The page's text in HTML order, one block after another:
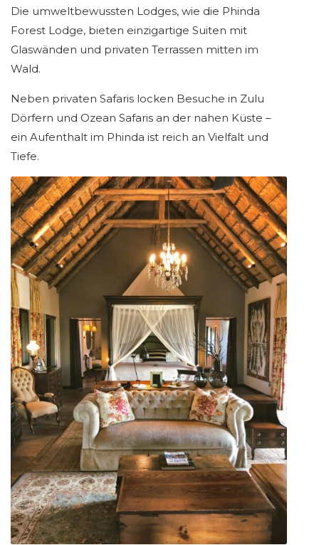
Die umweltbewussten Lodges, wie die Phinda
Forest Lodge, bieten einzigartige Suiten mit
Glaswänden und privaten Terrassen mitten im
Wald.
Neben privaten Safaris locken Besuche in Zulu
Dörfern und Ozean Safaris an der nahen Küste –
ein Aufenthalt im Phinda ist reich an Vielfalt und
Tiefe.